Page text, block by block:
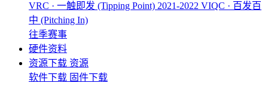
VRC · 一触即发 (Tipping Point) 2021-2022 VIQC · 百发百
中 (Pitching In)
往季赛事
硬件资料
资源下载 资源
软件下载 固件下载